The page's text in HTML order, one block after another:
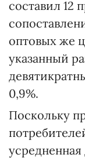
составил 12
оптовых же
указанный
0,9%.
Поскольку